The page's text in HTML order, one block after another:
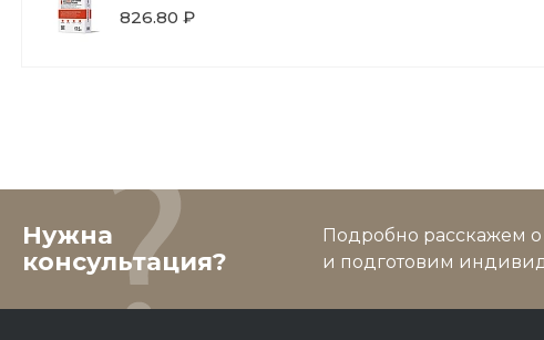
826.80 ₽
Нужна
консультация?
Подробно расскажем о
и подготовим